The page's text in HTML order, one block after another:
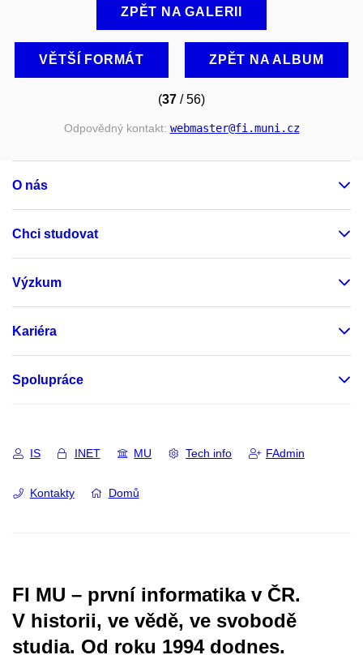
ZPĚT NA GALERII
VĚTŠÍ FORMÁT ZPĚT NA ALBUM
(37 / 56)
Odpovědný kontakt: webmaster@fi.muni.cz
O nás
Chci studovat
Výzkum
Kariéra
Spolupráce
IS INET MU Tech info FAdmin
Kontakty Domů
FI MU – první informatika v ČR.
V historii, ve vědě, ve svobodě
studia. Od roku 1994 dodnes.